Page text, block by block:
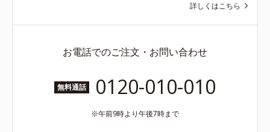
詳しくはこちら
お電話でのご注文・お問い合わせ
無料通話 0120-010-010
午前9時より午後7時まで